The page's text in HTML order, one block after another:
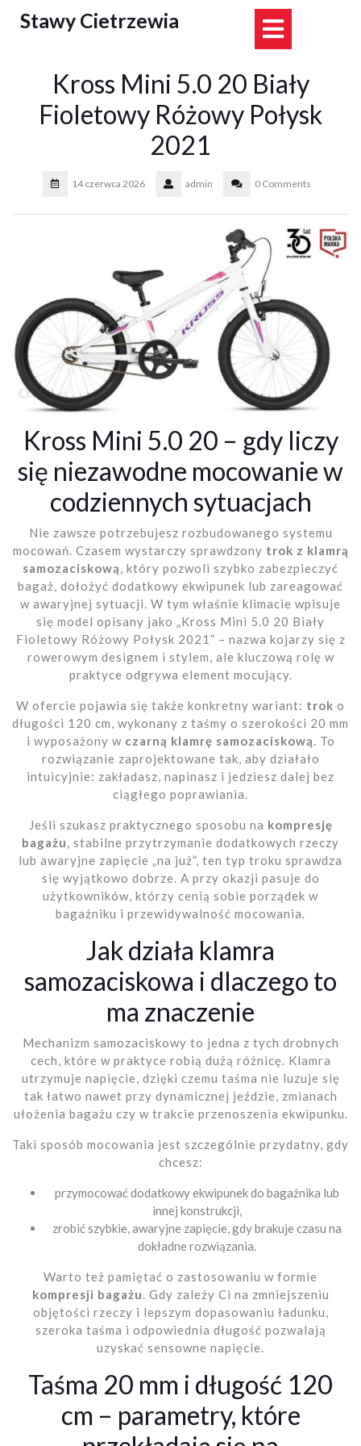
Stawy Cietrzewia
Kross Mini 5.0 20 Biały
Fioletowy Różowy Połysk
2021
14 czerwca 2026 admin 0 Comments
Kross Mini 5.0 20 – gdy liczy
się niezawodne mocowanie w
codziennych sytuacjach
Nie zawsze potrzebujesz rozbudowanego systemu
mocowań. Czasem wystarczy sprawdzony trok z klamrą
samozaciskową, który pozwoli szybko zabezpieczyć
bagaż, dołożyć dodatkowy ekwipunek lub zareagować
w awaryjnej sytuacji. W tym właśnie klimacie wpisuje
się model opisany jako „Kross Mini 5.0 20 Biały
Fioletowy Różowy Połysk 2021” – nazwa kojarzy się z
rowerowym designem i stylem, ale kluczową rolę w
praktyce odgrywa element mocujący.
W ofercie pojawia się także konkretny wariant: trok o
długości 120 cm, wykonany z taśmy o szerokości 20 mm
i wyposażony w czarną klamrę samozaciskową. To
rozwiązanie zaprojektowane tak, aby działało
intuicyjnie: zakładasz, napinasz i jedziesz dalej bez
ciągłego poprawiania.
Jeśli szukasz praktycznego sposobu na kompresję
bagażu, stabilne przytrzymanie dodatkowych rzeczy
lub awaryjne zapięcie „na już”, ten typ troku sprawdza
się wyjątkowo dobrze. A przy okazji pasuje do
użytkowników, którzy cenią sobie porządek w
bagażniku i przewidywalność mocowania.
Jak działa klamra
samozaciskowa i dlaczego to
ma znaczenie
Mechanizm samozaciskowy to jedna z tych drobnych
cech, które w praktyce robią dużą różnicę. Klamra
utrzymuje napięcie, dzięki czemu taśma nie luzuje się
tak łatwo nawet przy dynamicznej jeździe, zmianach
ułożenia bagażu czy w trakcie przenoszenia ekwipunku.
Taki sposób mocowania jest szczególnie przydatny, gdy
chcesz:
przymocować dodatkowy ekwipunek do bagażnika lub
innej konstrukcji,
zrobić szybkie, awaryjne zapięcie, gdy brakuje czasu na
dokładne rozwiązania.
Warto też pamiętać o zastosowaniu w formie
kompresji bagażu. Gdy zależy Ci na zmniejszeniu
objętości rzeczy i lepszym dopasowaniu ładunku,
szeroka taśma i odpowiednia długość pozwalają
uzyskać sensowne napięcie.
Taśma 20 mm i długość 120
cm – parametry, które